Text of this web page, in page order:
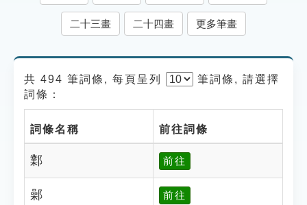
貓頭鷹博士
二十三畫 二十四畫 更多筆畫
共 494 筆詞條, 每頁呈列 筆詞條, 請選擇
詞條：
詞條名稱 前往詞條
鄴 前往
鄵 前往